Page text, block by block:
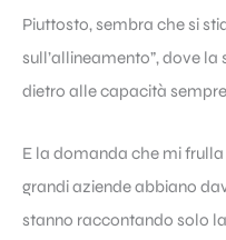
Piuttosto, sembra che si
sull’allineamento”, dove
dietro alle capacità
E la domanda che mi
grandi aziende abbiano
stanno raccontando solo